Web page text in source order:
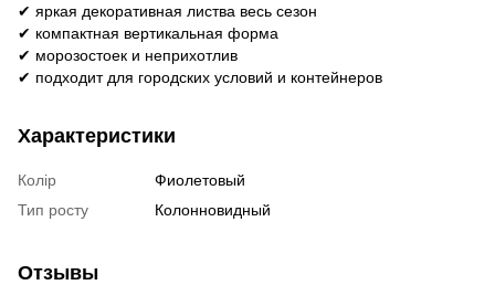
✔ яркая декоративная листва весь сезон
✔ компактная вертикальная форма
✔ морозостоек и неприхотлив
✔ подходит для городских условий и контейнеров
Характеристики
Колір
Фиолетовый
Тип росту
Колонновидный
Отзывы